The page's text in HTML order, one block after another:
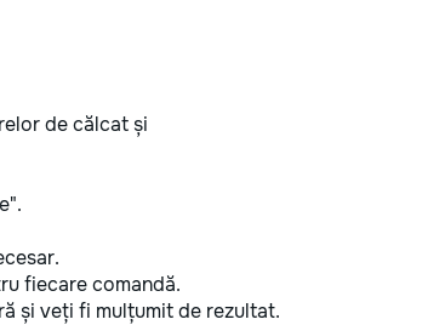
de călcat și
fiecare comandă.
și veți fi mulțumit de rezultat.